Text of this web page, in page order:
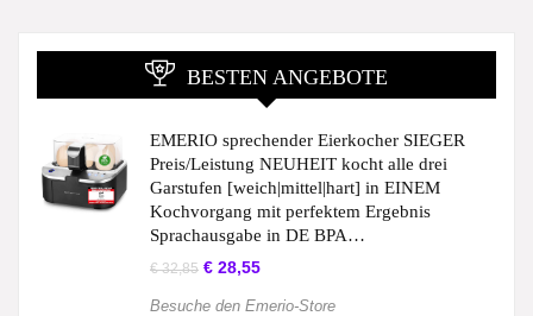
BESTEN ANGEBOTE
EMERIO sprechender Eierkocher SIEGER
Preis/Leistung NEUHEIT kocht alle drei
Garstufen [weich|mittel|hart] in EINEM
Kochvorgang mit perfektem Ergebnis
Sprachausgabe in DE BPA…
€32,85 € 28,55
Besuche den Emerio-Store